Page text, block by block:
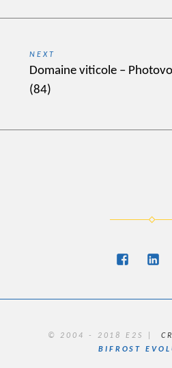
NEXT
Next
post:
Domaine viticole –
(84)
FB
© 2004 - 2018 E2S |
BIFROST